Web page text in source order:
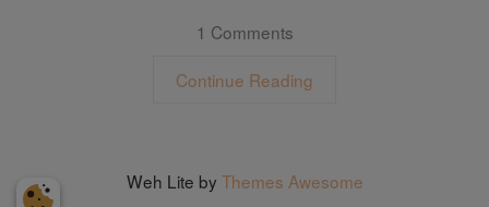
1 Comments
Continue Reading
Weh Lite by Themes Awesome